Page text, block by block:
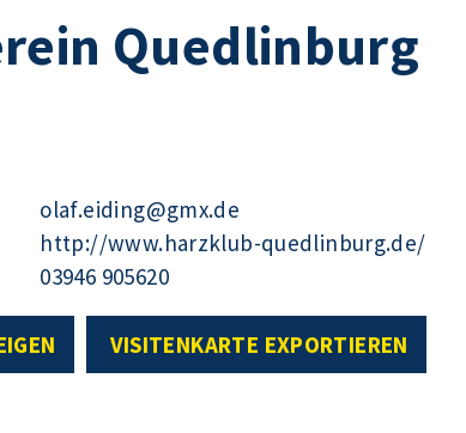
Quedlinburg
olaf.eiding@gmx.de
http://www.harzklub-quedlinburg.de/
03946 905620
VISITENKARTE EXPORTIEREN